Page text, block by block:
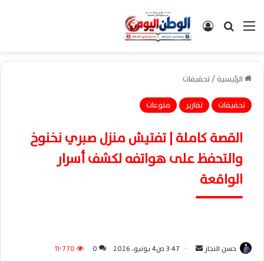
القائمةبحث عن تسجيل الدخول
الرئيسية/تحقيقات
تحقيقات
تقارير منوعات
القصة كاملة | تفتيش منزل صبري نخنوخ
والتحفظ على هواتفه لكشف أسرار
الواقعة
حسن النجار 3:47 ص4 يونيو، 2026 0
11٬770